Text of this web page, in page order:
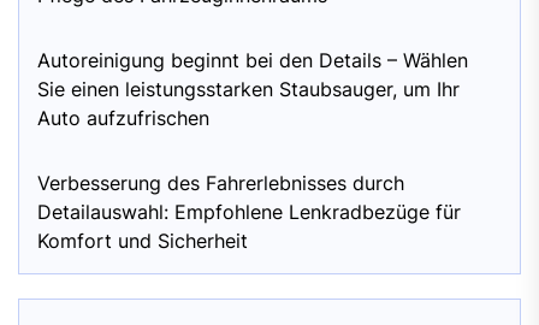
Autoreinigung beginnt bei den Details – Wählen
Sie einen leistungsstarken Staubsauger, um Ihr
Auto aufzufrischen
Verbesserung des Fahrerlebnisses durch
Detailauswahl: Empfohlene Lenkradbezüge für
Komfort und Sicherheit